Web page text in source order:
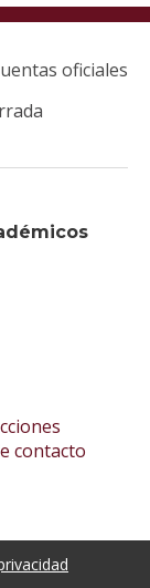
contacto
oficiales